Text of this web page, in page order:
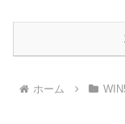
ホーム